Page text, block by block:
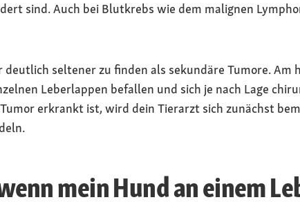
sind. Auch bei Blutkrebs wie dem malignen
deutlich seltener zu finden als sekundäre Tumore.
Leberlappen befallen und sich je nach Lage
erkrankt ist, wird dein Tierarzt sich zunächst
mein Hund an einem